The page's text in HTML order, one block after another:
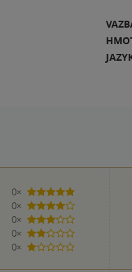
0×
5 hvězdiček
0×
4 hvězdičky
0×
3 hvězdičky
0×
2 hvězdičky
0×
1 hvezdička